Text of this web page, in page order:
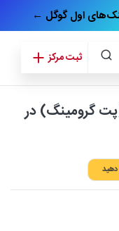
ثبت مرکز
گرومینگ) در
دهید